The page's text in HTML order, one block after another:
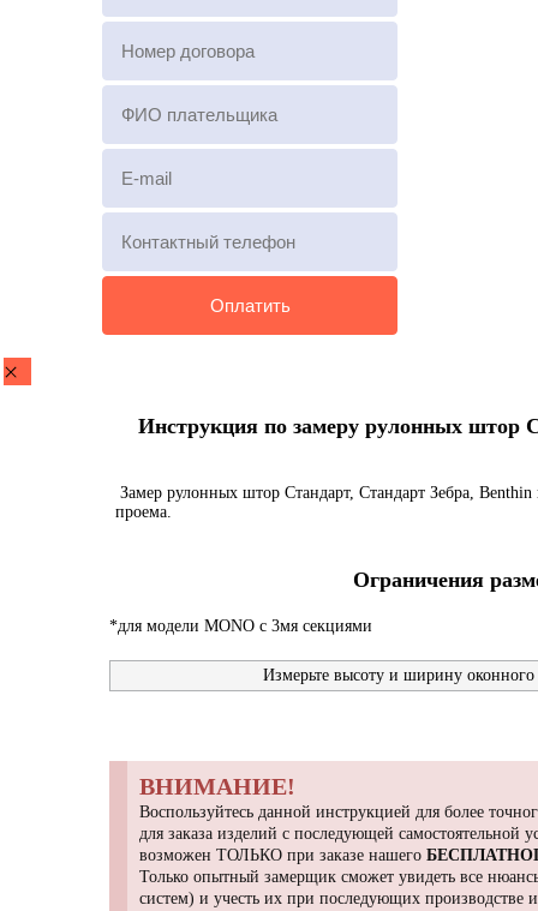
Инструкция по замеру рулонных штор
Замер рулонных штор Стандарт, Стандарт Зебра,
проема.
Ограничения
*для модели MONO с 3мя секциями
Измерьте высоту и ширину оконного
ВНИМАНИЕ!
Воспользуйтесь данной инструкцией для более
для заказа изделий с последующей
возможен ТОЛЬКО при заказе нашего
Только опытный замерщик сможет увидеть все
систем) и учесть их при последующих производстве